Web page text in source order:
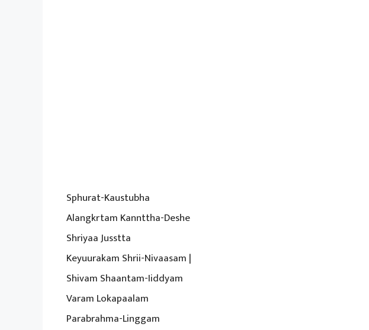
Sphurat-Kaustubha
Alangkrtam Kannttha-Deshe
Shriyaa Jusstta
Keyuurakam Shrii-Nivaasam |
Shivam Shaantam-Iiddyam
Varam Lokapaalam
Parabrahma-Linggam